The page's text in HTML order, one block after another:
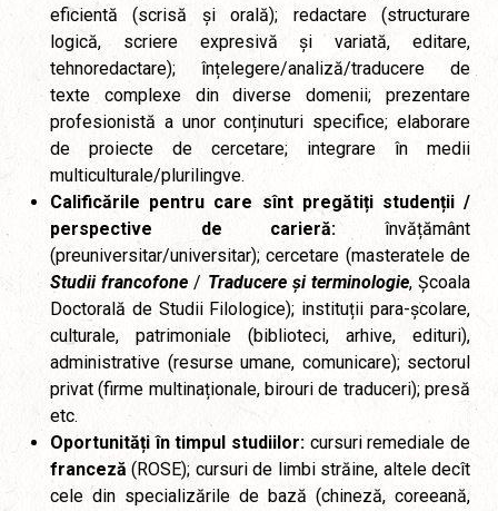
eficientă (scrisă și orală); redactare (structurare
logică, scriere expresivă și variată, editare,
tehnoredactare); înțelegere/analiză/traducere de
texte complexe din diverse domenii; prezentare
profesionistă a unor conținuturi specifice; elaborare
de proiecte de cercetare; integrare în medii
multiculturale/plurilingve.
Calificările pentru care sînt pregătiți studenții /
perspective de carieră: învățământ
(preuniversitar/universitar); cercetare (masteratele de
Studii francofone / Traducere și terminologie, Școala
Doctorală de Studii Filologice); instituții para-școlare,
culturale, patrimoniale (biblioteci, arhive, edituri),
administrative (resurse umane, comunicare); sectorul
privat (firme multinaționale, birouri de traduceri); presă
etc.
Oportunități în timpul studiilor: cursuri remediale de
franceză (ROSE); cursuri de limbi străine, altele decît
cele din specializările de bază (chineză, coreeană,